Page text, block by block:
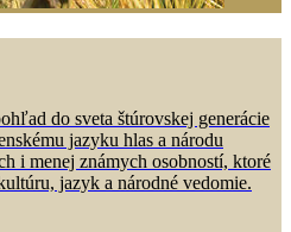
do sveta štúrovskej generácie
jazyku hlas a národu
i menej známych osobností, ktoré
jazyk a národné vedomie.